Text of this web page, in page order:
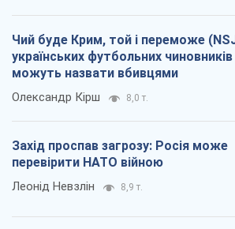
Чий буде Крим, той і переможе
українських футбольних чиновників
можуть назвати вбивцями
Олександр Кірш 8,0 т.
Захід проспав загрозу: Росія може
перевірити НАТО війною
Леонід Невзлін 8,9 т.